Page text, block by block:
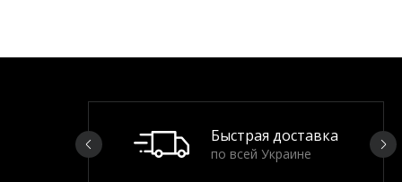
Быстрая доставка
по всей Украине